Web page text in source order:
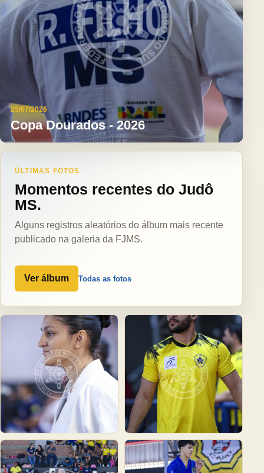
25/07/2026
Copa Dourados - 2026
ÚLTIMAS FOTOS
Momentos recentes do Judô
MS.
Alguns registros aleatórios do álbum mais recente
publicado na galeria da FJMS.
Ver álbum Todas as fotos